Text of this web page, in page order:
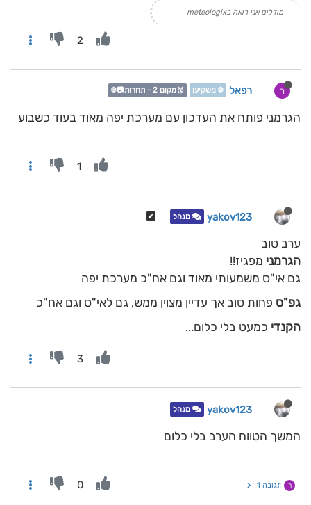
מודלים אני רואה בmeteologix
2
ר רפאל ❄️ משקיען 🥈מקום 2 - תחרות📷❄️
הגרמני פותח את העדכון עם מערכת יפה מאוד בעוד כשבוע
1
yakov123 מנהל
ערב טוב
הגרמני מפגיז!!
גם אי"ס משמעותי מאוד וגם אח"כ מערכת יפה
גפ"ס פחות טוב אך עדיין מצוין ממש, גם לאי"ס וגם אח"כ
הקנדי כמעט בלי כלום...
3
yakov123 מנהל
המשך הטווח הערב בלי כלום
ר תגובה 1 0